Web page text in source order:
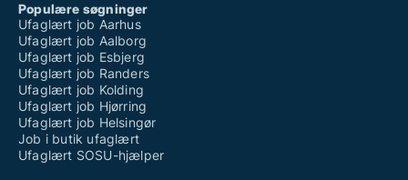
Populære søgninger
Ufaglært job Aarhus
Ufaglært job Aalborg
Ufaglært job Esbjerg
Ufaglært job Randers
Ufaglært job Kolding
Ufaglært job Hjørring
Ufaglært job Helsingør
Job i butik ufaglært
Ufaglært SOSU-hjælper